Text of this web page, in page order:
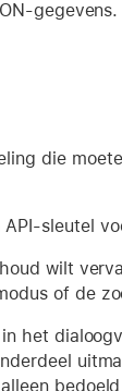
gegevens.
die
sleutel
wilt
of de
het